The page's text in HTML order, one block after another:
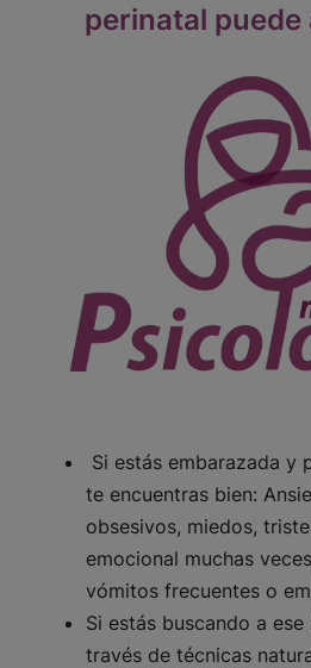
perinatal
Si estás embarazada y
te encuentras bien:
obsesivos, miedos,
emocional muchas
vómitos frecuentes o
Si estás buscando a
través de técnicas